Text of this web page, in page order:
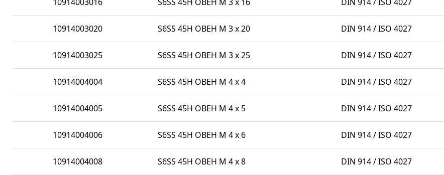
10914003020 S6SS 45H OBEH M 3 x 20 DIN 914 / ISO 4027
10914003025 S6SS 45H OBEH M 3 x 25 DIN 914 / ISO 4027
10914004004 S6SS 45H OBEH M 4 x 4 DIN 914 / ISO 4027
10914004005 S6SS 45H OBEH M 4 x 5 DIN 914 / ISO 4027
10914004006 S6SS 45H OBEH M 4 x 6 DIN 914 / ISO 4027
10914004008 S6SS 45H OBEH M 4 x 8 DIN 914 / ISO 4027